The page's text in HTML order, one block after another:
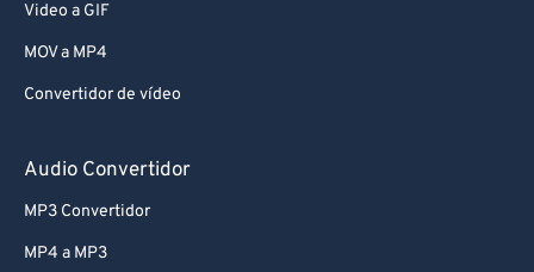
Video a GIF
MOV a MP4
Convertidor de vídeo
Audio Convertidor
MP3 Convertidor
MP4 a MP3